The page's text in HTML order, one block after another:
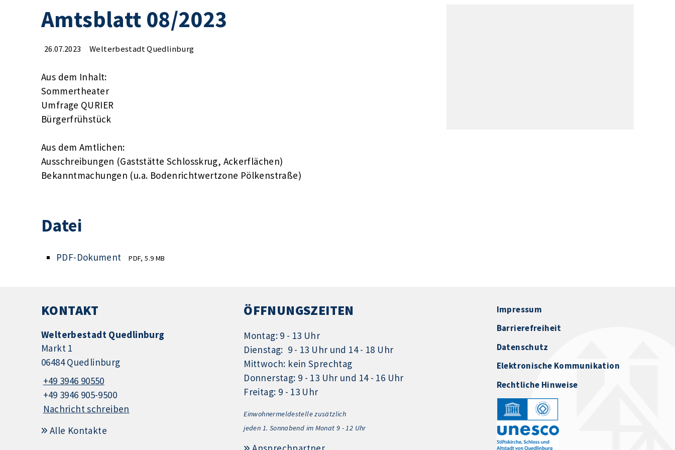
Amtsblatt 08/2023
26.07.2023 Welterbestadt Quedlinburg
Aus dem Inhalt:
Sommertheater
Umfrage QURIER
Bürgerfrühstück
Aus dem Amtlichen:
Ausschreibungen (Gaststätte Schlosskrug, Ackerflächen)
Bekanntmachungen (u.a. Bodenrichtwertzone Pölkenstraße)
Datei
PDF-Dokument PDF, 5.9 MB
KONTAKT
Welterbestadt Quedlinburg
Markt 1
06484 Quedlinburg
+49 3946 90550
+49 3946 905-9500
Nachricht schreiben
Alle Kontakte
ÖFFNUNGSZEITEN
Montag: 9 - 13 Uhr
Dienstag: 9 - 13 Uhr und 14 - 18 Uhr
Mittwoch: kein Sprechtag
Donnerstag: 9 - 13 Uhr und 14 - 16 Uhr
Freitag: 9 - 13 Uhr
Einwohnermeldestelle zusätzlich
jeden 1. Sonnabend im Monat 9 - 12 Uhr
Impressum
Barrierefreiheit
Datenschutz
Elektronische Kommunikation
Rechtliche Hinweise